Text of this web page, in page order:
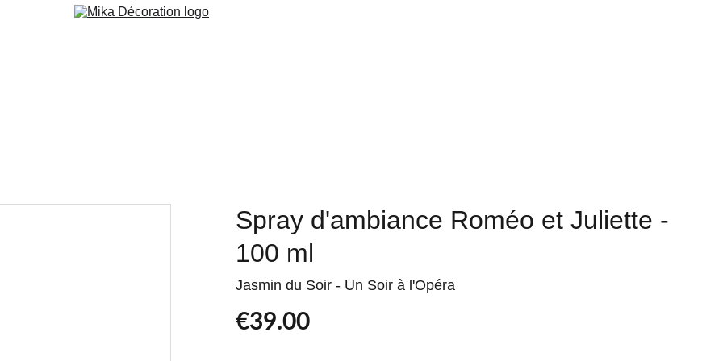
Spray d'ambiance Roméo et Juliette -
100 ml
Jasmin du Soir - Un Soir à l'Opéra
€39.00